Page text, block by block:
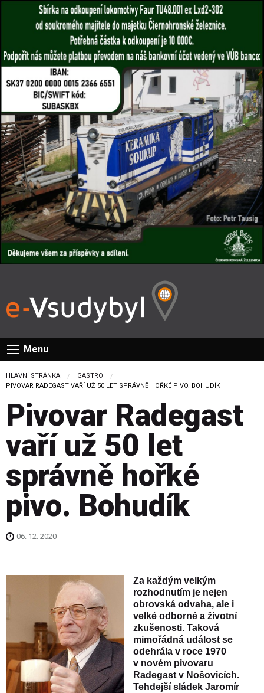
Menu
HLAVNÍ STRÁNKA
GASTRO
CURRENT:
PIVOVAR RADEGAST VAŘÍ UŽ 50 LET SPRÁVNĚ HOŘKÉ PIVO. BOHUDÍK
Pivovar Radegast
vaří už 50 let
správně hořké
pivo. Bohudík
06. 12. 2020
Za každým velkým
rozhodnutím je nejen
obrovská odvaha, ale i
velké odborné a životní
zkušenosti. Taková
mimořádná událost se
odehrála v roce 1970
v novém pivovaru
Radegast v Nošovicích.
Tehdejší sládek Jaromír